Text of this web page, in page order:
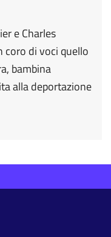
e Charles
coro di voci quello
bambina
alla deportazione